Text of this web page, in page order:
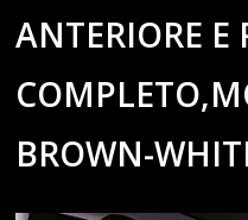
ANTERIORE E
BROWN-